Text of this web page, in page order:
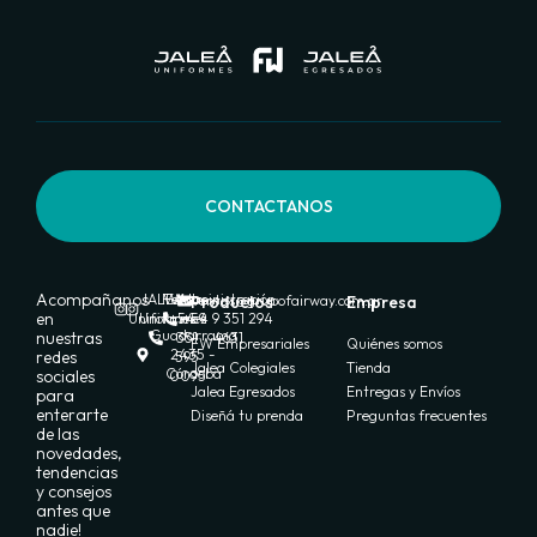
CONTACTANOS
Acompañanos
en
nuestras
redes
sociales
para
enterarte
de las
novedades,
tendencias
y consejos
antes que
nadie!
JALEA
Uniformes
FW
Uniformes
Guadarrama
2435 -
Córdoba
Ventas:
+54 9
351
595
0095
Administración:
+54 9 351 294
4631
ventas@grupofairway.com.ar
Productos
FW Empresariales
Jalea Colegiales
Jalea Egresados
Diseñá tu prenda
Empresa
Quiénes somos
Tienda
Entregas y Envíos
Preguntas frecuentes